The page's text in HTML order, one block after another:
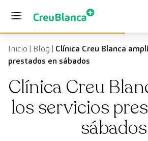
Inicio | Blog | Clínica Creu Blanca
prestados en sábados
Clínica Creu
los servicios
sábados